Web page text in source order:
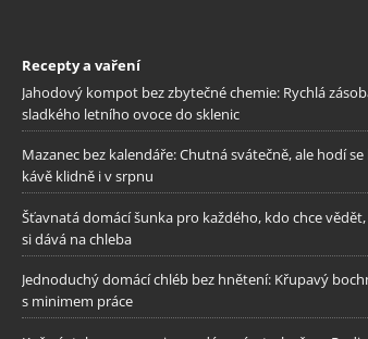
Recepty a vaření
Jahodový kompot bez zbytečné chemie: Rychlá
sladkého letního ovoce do sklenic
Mazanec bez kalendáře: Chutná svátečně, ale hodí se
kávě klidně i v srpnu
Šťavnatá domácí šunka pro každého, kdo chce vědět,
si dává na chleba
Jednoduchý domácí chléb bez hnětení: Křupavý
s minimem práce